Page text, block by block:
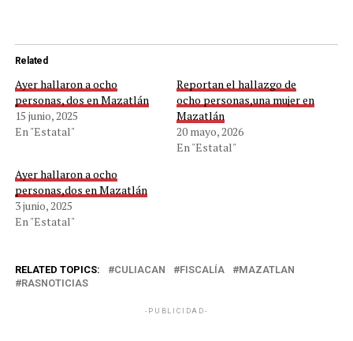
Related
Ayer hallaron a ocho
personas, dos en Mazatlán
15 junio, 2025
En "Estatal"
Reportan el hallazgo de
ocho personas,una mujer en
Mazatlán
20 mayo, 2026
En "Estatal"
Ayer hallaron a ocho
personas,dos en Mazatlán
3 junio, 2025
En "Estatal"
RELATED TOPICS: CULIACAN FISCALÍA
MAZATLAN
RASNOTICIAS
-PUBLICIDAD-